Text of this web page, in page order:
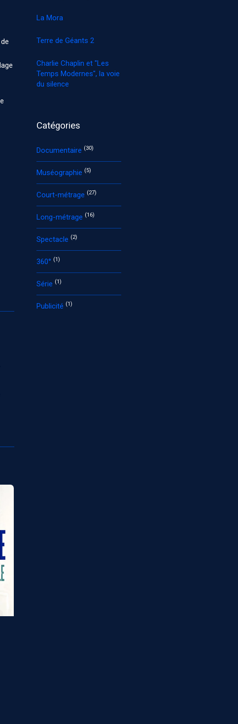
La Mora
Terre de Géants 2
Charlie Chaplin et "Les
Temps Modernes", la voie
du silence
Catégories
Documentaire (30)
Muséographie (5)
Court-métrage (27)
Long-métrage (16)
Spectacle (2)
360° (1)
Série (1)
Publicité (1)